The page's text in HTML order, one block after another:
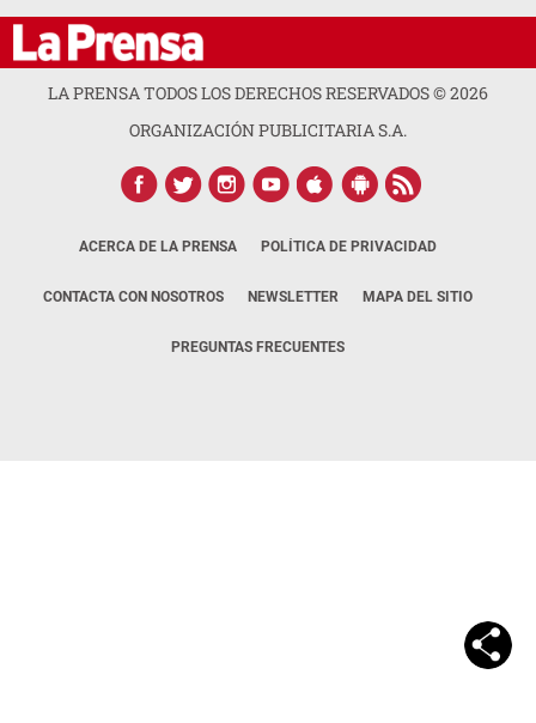
LA PRENSA TODOS LOS DERECHOS RESERVADOS ©2026
ORGANIZACIÓN PUBLICITARIA S.A.
ACERCA DE LA PRENSA POLÍTICA DE PRIVACIDAD
CONTACTA CON NOSOTROS NEWSLETTER MAPA DEL SITIO
PREGUNTAS FRECUENTES